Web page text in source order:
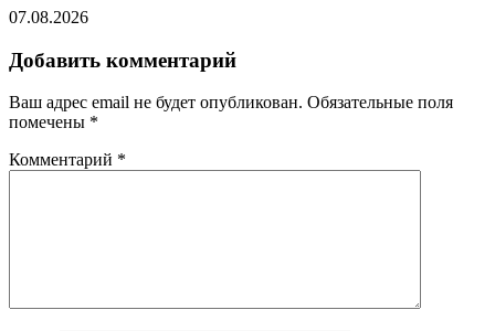
07.08.2026
Добавить комментарий
Ваш адрес email не будет опубликован. Обязательные поля
помечены *
Комментарий *